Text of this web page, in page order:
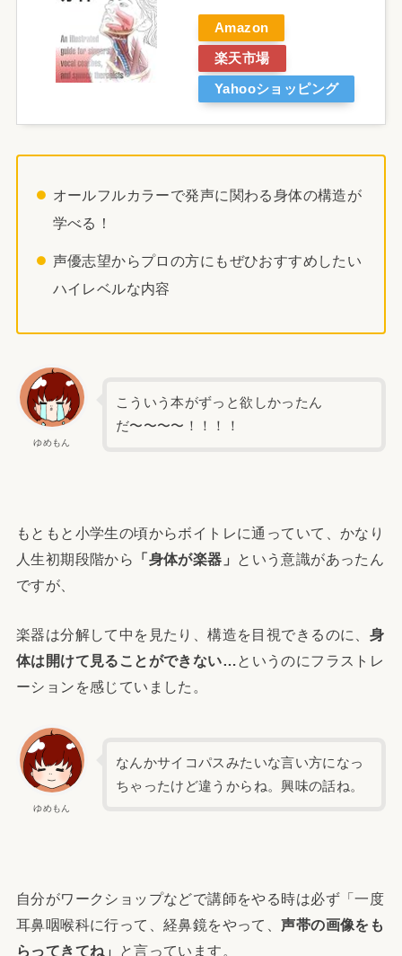
Amazon
楽天市場
Yahooショッピング
オールフルカラーで発声に関わる身体の構造が
学べる！
声優志望からプロの方にもぜひおすすめしたい
ハイレベルな内容
ゆめもん
こういう本がずっと欲しかったん
だ〜〜〜〜！！！！
もともと小学生の頃からボイトレに通っていて、かなり
人生初期段階から
「身体が楽器」
という意識があったん
ですが、
楽器は分解して中を見たり、構造を目視できるのに、 身
体は開けて見ることができない…というのにフラストレ
ーションを感じていました。
ゆめもん
なんかサイコパスみたいな言い方になっ
ちゃったけど違うからね。興味の話ね。
自分がワークショップなどで講師をやる時は必ず「一度
耳鼻咽喉科に行って、経鼻鏡をやって、声帯の画像をも
らってきてね」
と言っています。